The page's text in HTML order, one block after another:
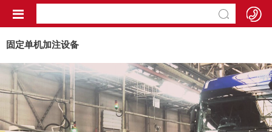
固定单机加注设备